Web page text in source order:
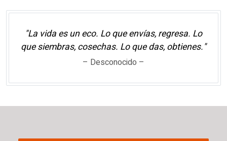
"La vida es un eco. Lo que envías, regresa. Lo
que siembras, cosechas. Lo que das, obtienes."
– Desconocido –